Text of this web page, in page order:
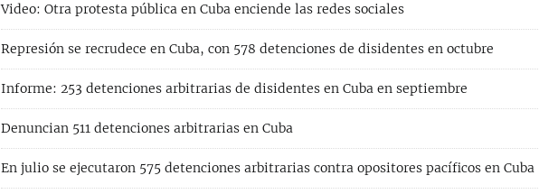
Video: Otra protesta pública en Cuba enciende las redes sociales
Represión se recrudece en Cuba, con 578 detenciones de disidentes en octubre
Informe: 253 detenciones arbitrarias de disidentes en Cuba en septiembre
Denuncian 511 detenciones arbitrarias en Cuba
En julio se ejecutaron 575 detenciones arbitrarias contra opositores pacíficos en Cuba